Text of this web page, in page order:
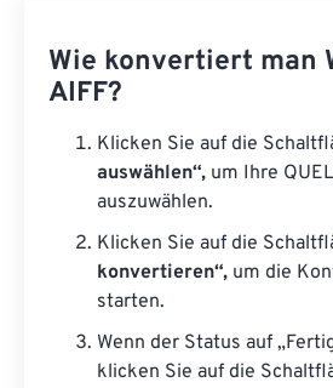
Wie konvertiert man
AIFF?
Klicken Sie auf die
auswählen“, um Ihre
auszuwählen.
Klicken Sie auf die
konvertieren“, um die
starten.
Wenn der Status auf
klicken Sie auf die